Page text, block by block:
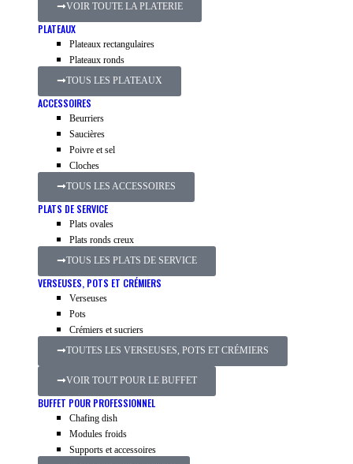
VOIR TOUTE LA PLATERIE
PLATEAUX
Plateaux rectangulaires
Plateaux ronds
TOUS LES PLATEAUX
ACCESSOIRES
Beurriers
Saucières
Poivre et sel
Cloches
TOUS LES ACCESSOIRES
PLATS DE SERVICE
Plats ovales
Plats ronds creux
TOUS LES PLATS DE SERVICE
VERSEUSES, POTS ET CRÉMIERS
Verseuses
Pots
Crémiers et sucriers
TOUTES LES VERSEUSES, POTS ET CRÉMIERS
VOIR TOUT POUR LE BUFFET
BUFFET POUR PROFESSIONNEL
Chafing dish
Modules froids
Supports et accessoires